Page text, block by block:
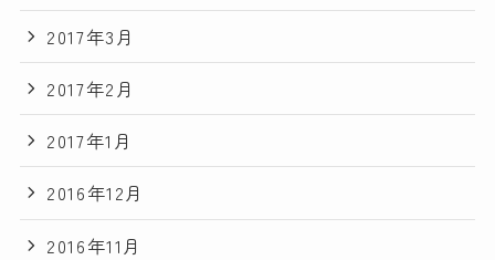
2017年3月
2017年2月
2017年1月
2016年12月
2016年11月